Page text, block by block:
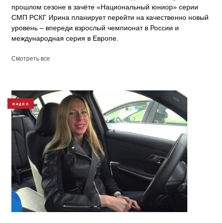
прошлом сезоне в зачёте «Национальный юниор» серии
СМП РСКГ Ирина планирует перейти на качественно новый
уровень – впереди взрослый чемпионат в России и
международная серия в Европе.
Смотреть все
ВИДЕО